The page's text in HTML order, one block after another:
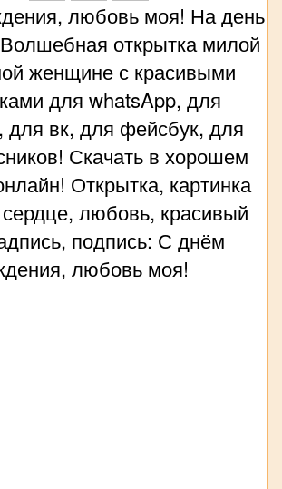
любовь моя! На день
открытка милой
женщине с красивыми
для whatsApp, для
для вк, для фейсбук, для
Скачать в хорошем
Открытка, картинка
сердце, любовь, красивый
подпись: С днём
любовь моя!